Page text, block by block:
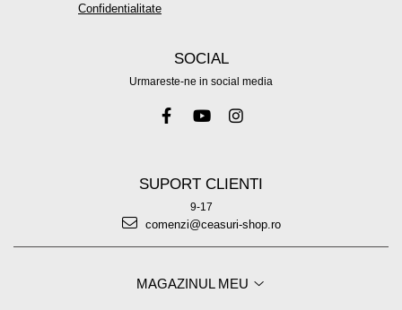
Confidentialitate
SOCIAL
Urmareste-ne in social media
SUPORT CLIENTI
9-17
comenzi@ceasuri-shop.ro
MAGAZINUL MEU